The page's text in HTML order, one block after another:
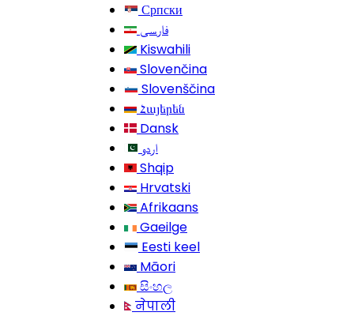
Српски
فارسی
Kiswahili
Slovenčina
Slovenščina
Հայերեն
Dansk
اردو
Shqip
Hrvatski
Afrikaans
Gaeilge
Eesti keel
Māori
සිංහල
नेपाली